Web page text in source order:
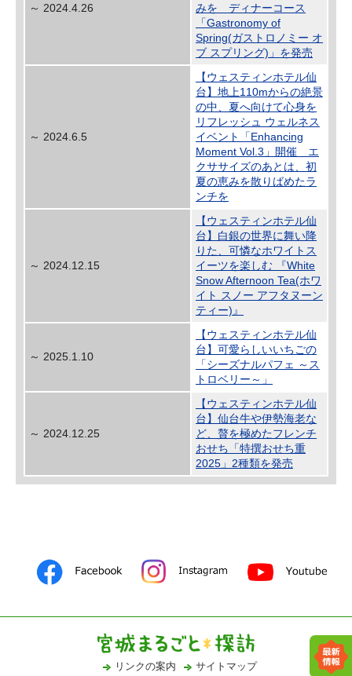
～ 2024.4.26
みを ディナーコース
「Gastronomy of
Spring(ガストロノミー オ
ブ スプリング)」を発売
～ 2024.6.5
【ウェスティンホテル仙
台】地上110mからの絶景
の中、夏へ向けて心身を
リフレッシュ ウェルネス
イベント「Enhancing
Moment Vol.3」開催 エ
クササイズのあとは、初
夏の恵みを散りばめたラ
ンチを
～ 2024.12.15
【ウェスティンホテル仙
台】白銀の世界に舞い降
りた、可憐なホワイトス
イーツを楽しむ 『White
Snow Afternoon Tea(ホワ
イト スノー アフタヌーン
ティー)』
～ 2025.1.10
【ウェスティンホテル仙
台】可愛らしいいちごの
「シーズナルパフェ ～ス
トロベリー～」
～ 2024.12.25
【ウェスティンホテル仙
台】仙台牛や伊勢海老な
ど、贅を極めたフレンチ
おせち「特撰おせち重
2025」2種類を発売
リンクの案内 サイトマップ